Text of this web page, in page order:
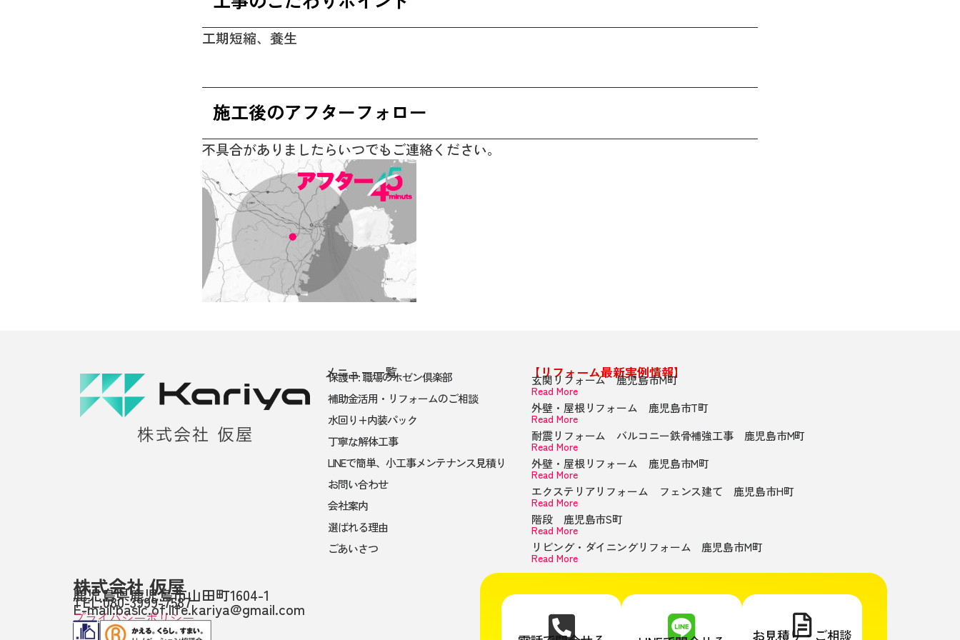
工期短縮、養生
施工後のアフターフォロー
不具合がありましたらいつでもご連絡ください。
メニュー一覧
保護中: 職場のホゼン倶楽部
補助金活用・リフォームのご相談
水回り+内装パック
丁寧な解体工事
LINEで簡単、小工事メンテナンス見積り
お問い合わせ
会社案内
選ばれる理由
ごあいさつ
【リフォーム最新実例情報】
玄関リフォーム 鹿児島市M町
Read More
外壁・屋根リフォーム 鹿児島市T町
Read More
耐震リフォーム バルコニー鉄骨補強工事 鹿児島市M町
Read More
外壁・屋根リフォーム 鹿児島市M町
Read More
エクステリアリフォーム フェンス建て 鹿児島市H町
Read More
階段 鹿児島市S町
Read More
リビング・ダイニングリフォーム 鹿児島市M町
Read More
株式会社 仮屋
鹿児島県鹿児島市山田町1604-1
TEL:080-3999-7587
E-mail:basic.of.life.kariya@gmail.com
プライバシーポリシー
お見積り・ご相談